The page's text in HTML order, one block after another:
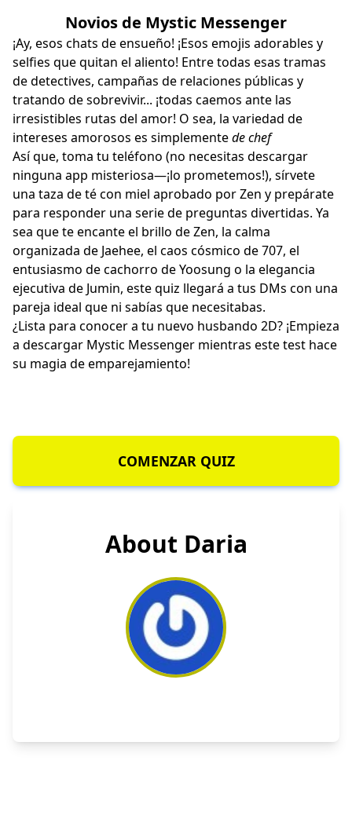
Novios de Mystic Messenger
¡Ay, esos chats de ensueño! ¡Esos emojis adorables y
selfies que quitan el aliento! Entre todas esas tramas
de detectives, campañas de relaciones públicas y
tratando de sobrevivir... ¡todas caemos ante las
irresistibles rutas del amor! O sea, la variedad de
intereses amorosos es simplementede chef
Así que, toma tu teléfono (no necesitas descargar
ninguna app misteriosa—¡lo prometemos!), sírvete
una taza de té con miel aprobado por Zen y prepárate
para responder una serie de preguntas divertidas. Ya
sea que te encante el brillo de Zen, la calma
organizada de Jaehee, el caos cósmico de 707, el
entusiasmo de cachorro de Yoosung o la elegancia
ejecutiva de Jumin, este quiz llegará a tus DMs con una
pareja ideal que ni sabías que necesitabas.
¿Lista para conocer a tu nuevo husbando 2D? ¡Empieza
a descargar Mystic Messenger mientras este test hace
su magia de emparejamiento!
COMENZAR QUIZ
About Daria